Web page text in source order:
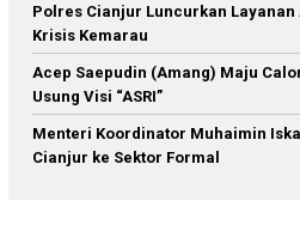
Polres Cianjur Luncurkan
Krisis Kemarau
Acep Saepudin (Amang) Maju
Usung Visi “ASRI”
Menteri Koordinator Muhaimin
Cianjur ke Sektor Formal